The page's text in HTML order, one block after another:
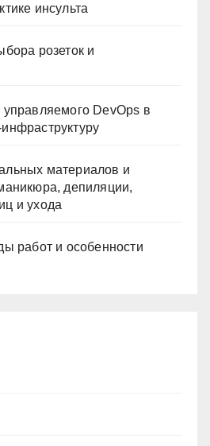
инсульта
розеток и
управляемого DevOps в
материалов и
депиляции,
и ухода
работ и особенности